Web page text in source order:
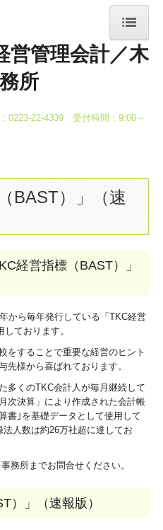
BAST）」
（速
経営指標（BAST）」
から毎年発行している「TKC経営
ております。
をすることで重要な経営のヒント
先様から喜ばれております。
多くのTKC会計人が毎月継続して
次決算」により作成された会計帳
書｣を基礎データとして使用して
人数は約26万社超に達してお
務所までお問合せください。
）」（速報版）